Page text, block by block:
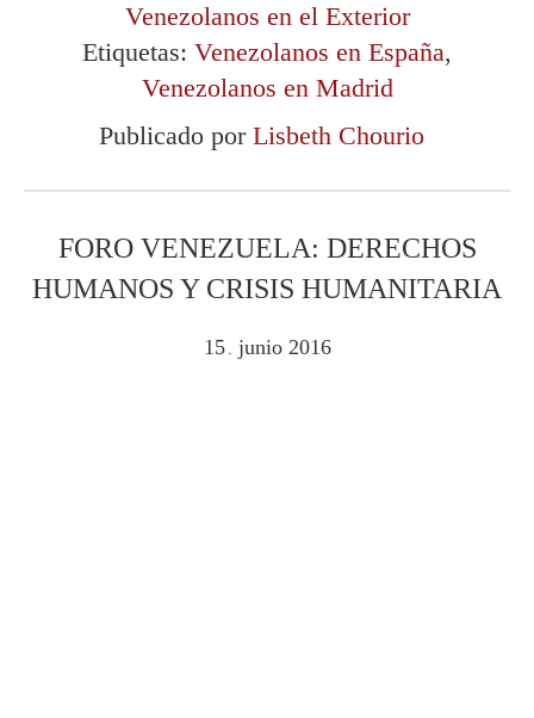
Venezolanos en el Exterior
Etiquetas: Venezolanos en España,
Venezolanos en Madrid
Publicado por Lisbeth Chourio
FORO VENEZUELA: DERECHOS
HUMANOS Y CRISIS HUMANITARIA
15 . junio 2016